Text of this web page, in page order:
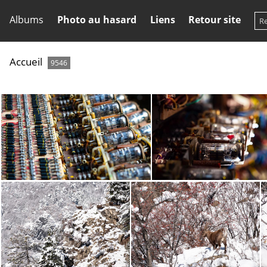
Albums Photo au hasard Liens Retour site
Accueil 9546
ACONIT-2 ACONIT-1